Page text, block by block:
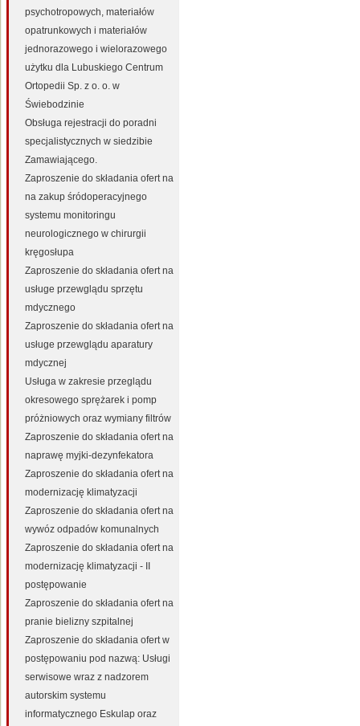
psychotropowych, materiałów
opatrunkowych i materiałów
jednorazowego i wielorazowego
użytku dla Lubuskiego Centrum
Ortopedii Sp. z o. o. w
Świebodzinie
Obsługa rejestracji do poradni
specjalistycznych w siedzibie
Zamawiającego.
Zaproszenie do składania ofert na
na zakup śródoperacyjnego
systemu monitoringu
neurologicznego w chirurgii
kręgosłupa
Zaproszenie do składania ofert na
usługe przewglądu sprzętu
mdycznego
Zaproszenie do składania ofert na
usługe przewglądu aparatury
mdycznej
Usługa w zakresie przeglądu
okresowego sprężarek i pomp
próżniowych oraz wymiany filtrów
Zaproszenie do składania ofert na
naprawę myjki-dezynfekatora
Zaproszenie do składania ofert na
modernizację klimatyzacji
Zaproszenie do składania ofert na
wywóz odpadów komunalnych
Zaproszenie do składania ofert na
modernizację klimatyzacji - II
postępowanie
Zaproszenie do składania ofert na
pranie bielizny szpitalnej
Zaproszenie do składania ofert w
postępowaniu pod nazwą: Usługi
serwisowe wraz z nadzorem
autorskim systemu
informatycznego Eskulap oraz